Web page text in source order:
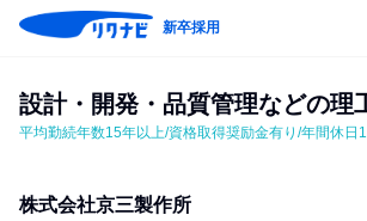
新卒採用
設計・開発・品質管理などの理
平均勤続年数15年以上/資格取得奨励金有り/年間休日
株式会社京三製作所